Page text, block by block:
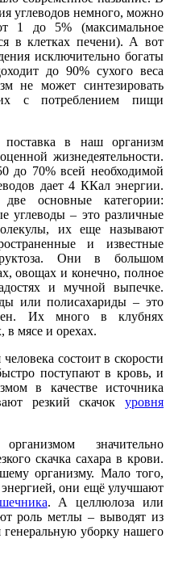
углеводов немного, можно
1 до 5% (максимальное
в клетках печени). А вот
исключительно богаты
до 90% сухого веса
не может синтезировать
с потреблением пищи
поставка в наш организм
жизнедеятельности.
до 70% всей необходимой
дает 4 ККал энергии.
основные категории:
углеводы – это различные
их еще называют
и известные
Они в большом
овощах и конечно, полное
и мучной выпечке.
или полисахариды – это
Их много в клубнях
в мясе и орехах.
состоит в скорости
поступают в кровь, и
в качестве источника
резкий скачок уровня
значительно
скачка сахара в крови.
организму. Мало того,
они ещё улучшают
. А целлюлоза или
роль метлы – выводят из
уборку нашего